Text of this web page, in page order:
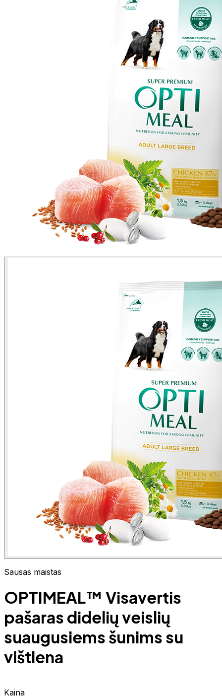
Sausas maistas
OPTIMEAL™ Visavertis
pašaras didelių veislių
suaugusiems šunims su
vištiena
Kaina